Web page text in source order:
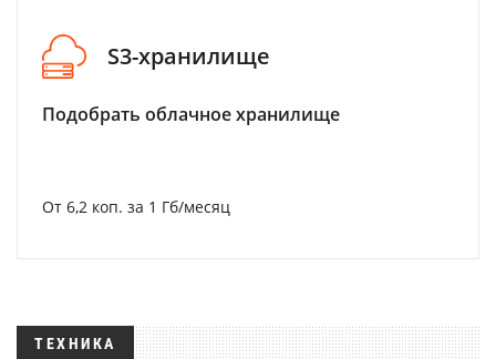
S3-хранилище
Подобрать облачное хранилище
От 6,2 коп. за 1 Гб/месяц
ТЕХНИКА